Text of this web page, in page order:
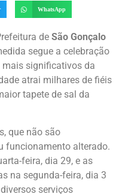
WhatsApp
de São Gonçalo
segue a celebração
mais significativos da
atrai milhares de fiéis
tapete de sal da
que não são
funcionamento alterado.
feira, dia 29, e as
na segunda-feira, dia 3
serviços